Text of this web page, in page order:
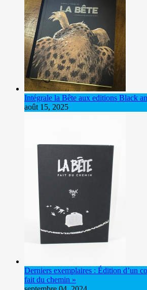
Intégrale la Bête aux editions Black
août 15, 2025
Derniers exemplaires : Édition d’un
fait du chemin »